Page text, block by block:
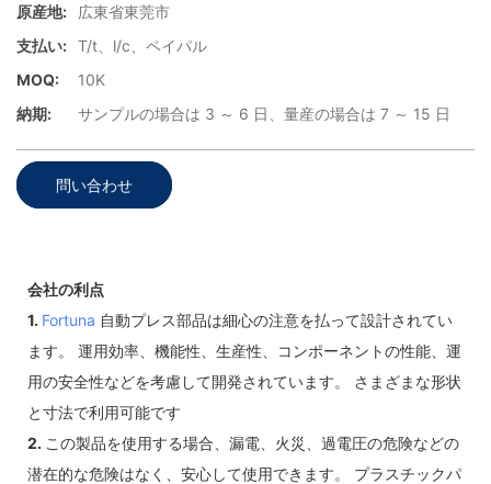
原産地:
広東省東莞市
支払い: T/t、l/c、ペイパル
MOQ:
10K
納期:
サンプルの場合は 3 ～ 6 日、量産の場合は 7 ～ 15 日
問い合わせ
会社の利点
1. Fortuna 自動プレス部品は細心の注意を払って設計されてい
ます。 運用効率、機能性、生産性、コンポーネントの性能、運
用の安全性などを考慮して開発されています。 さまざまな形状
と寸法で利用可能です
2. この製品を使用する場合、漏電、火災、過電圧の危険などの
潜在的な危険はなく、安心して使用できます。 プラスチックパ